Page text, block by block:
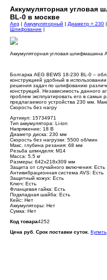
Аккумуляторная угловая
BL-0 в москве
Aeg | Аккумуляторный | Диаметр = 230 |
Шлифование |
Аккумуляторная угловая шлифмашина
Болгарка AEG BEWS 18-230 BL-0 –
конструкцией удобный в
решения задач по шлифованию
конструкций. Независимость данного
проблем эксплуатировать его в самых
предлагаемого устройства 230 мм.
Скорость без нагру
Артикул: 15734971
Тип аккумулятора: Li-ion
Напряжение: 18 В
Диаметр диска: 230 мм
Скорость без нагрузки: 5500 об/мин
Макс. глубина резания: 68 мм
Резьба шпинделя: М14
Масса: 5.5 кг
Размеры: 642х218х309 мм
Защита от случайного включения: Есть
Антивибрационная система AVS: Есть
Защитный кожух: Есть
Ключ: Есть
Фланцевая гайка: Есть
Подкладная шайба: Есть
Кейс: Нет
Аккумуляторы: Нет
Сумка: Нет
Код товара4252
Цена руб. Срок поставки суток. Купить